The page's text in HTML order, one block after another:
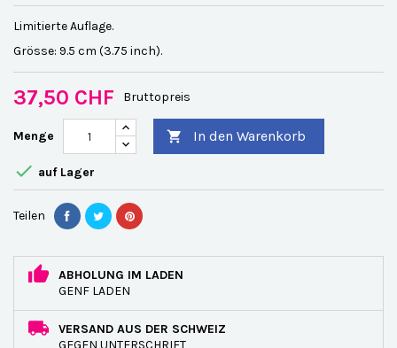
Limitierte Auflage.
Grösse: 9.5 cm (3.75 inch).
37,50 CHF Bruttopreis
Menge  In den Warenkorb
 auf Lager
Teilen
ABHOLUNG IM LADEN
GENF LADEN
VERSAND AUS DER SCHWEIZ
GEGEN UNTERSCHRIFT